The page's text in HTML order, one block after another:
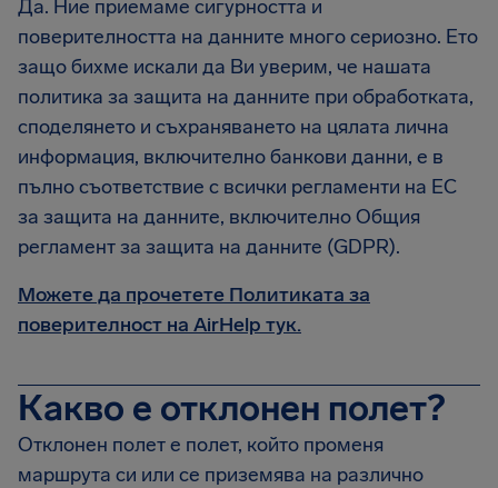
Да. Ние приемаме сигурността и
поверителността на данните много сериозно. Ето
защо бихме искали да Ви уверим, че нашата
политика за защита на данните при обработката,
споделянето и съхраняването на цялата лична
информация, включително банкови данни, е в
пълно съответствие с всички регламенти на ЕС
за защита на данните, включително Общия
регламент за защита на данните (GDPR).
Можете да прочетете Политиката за
поверителност на AirHelp тук.
Какво е отклонен полет?
Отклонен полет е полет, който променя
маршрута си или се приземява на различно